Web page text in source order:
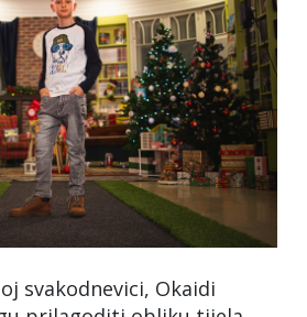
svakodnevici, Okaidi